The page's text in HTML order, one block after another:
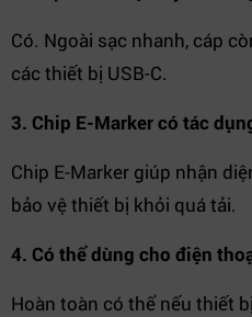
Có. Ngoài sạc nhanh, cáp
các thiết bị USB-C.
3. Chip E-Marker có tác
Chip E-Marker giúp nhận
bảo vệ thiết bị khỏi quá tải.
4. Có thể dùng cho điện
Hoàn toàn có thể nếu thiết